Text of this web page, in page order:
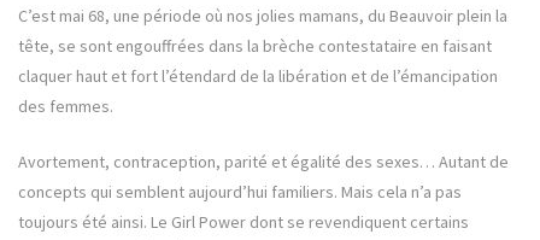
C’est mai 68, une période où nos jolies mamans, du Beauvoir plein la
tête, se sont engouffrées dans la brèche contestataire en faisant
claquer haut et fort l’étendard de la libération et de l’émancipation
des femmes.
Avortement, contraception, parité et égalité des sexes… Autant de
concepts qui semblent aujourd’hui familiers. Mais cela n’a pas
toujours été ainsi. Le Girl Power dont se revendiquent certains